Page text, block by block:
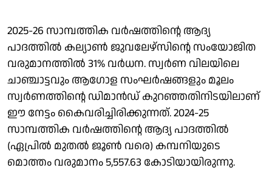
2025-26 സാമ്പത്തിക വര്‍ഷത്തിന്റെ ആദ്യ
പാദത്തില്‍ കല്യാണ്‍ ജുവലേഴ്‌സിന്റെ സംയോജിത
വരുമാനത്തില്‍ 31% വര്‍ധന. സ്വര്‍ണ വിലയിലെ
ചാഞ്ചാട്ടവും ആഗോള സംഘര്‍ഷങ്ങളും മൂലം
സ്വര്‍ണത്തിന്റെ ഡിമാന്‍ഡ് കുറഞ്ഞതിനിടയിലാണ്‌
ഈ നേട്ടം കൈവരിച്ചിരിക്കുന്നത്. 2024-25
സാമ്പത്തിക വര്‍ഷത്തിന്റെ ആദ്യ പാദത്തില്‍
(ഏപ്രില്‍ മുതല്‍ ജൂണ്‍ വരെ) കമ്പനിയുടെ
മൊത്തം വരുമാനം 5,557.63 കോടിയായിരുന്നു.